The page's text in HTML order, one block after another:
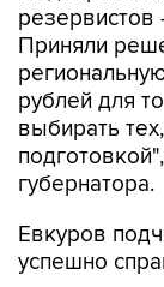
резервистов
Приняли
рублей для
выбирать
губернатора.
Евкуров
успешно